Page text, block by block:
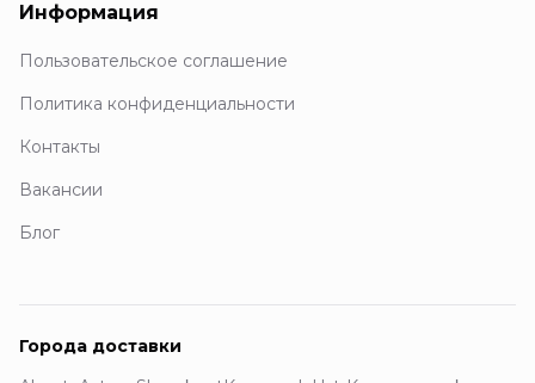
Информация
Пользовательское соглашение
Политика конфиденциальности
Контакты
Вакансии
Блог
Города доставки